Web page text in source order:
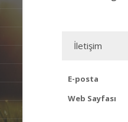
İletişim
E-posta
Web Sayfası